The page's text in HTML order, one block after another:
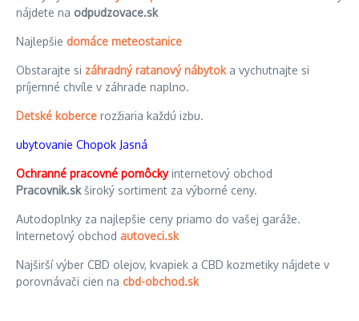
nájdete na odpudzovace.sk
Najlepšie domáce meteostanice
Obstarajte si záhradný ratanový nábytoka vychutnajte si
príjemné chvíle v záhrade naplno.
Detské koberce rozžiaria každú izbu.
ubytovanie Chopok Jasná
Ochranné pracovné pomôckyinternetový obchod
Pracovnik.skširoký sortiment za výborné ceny.
Autodoplnky za najlepšie ceny priamo do vašej garáže.
Internetový obchod autoveci.sk
Najširší výber CBD olejov, kvapiek a CBD kozmetiky nájdete v
porovnávači cien na cbd-obchod.sk